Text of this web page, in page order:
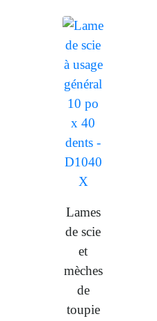
Lames
de scie
et
mèches
de
toupie